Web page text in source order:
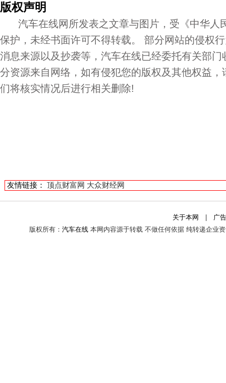
版权声明
汽车在线网所发表之文章与图片，受《中华人
保护，未经书面许可不得转载。 部分网站的侵权
消息来源以及抄袭等，汽车在线已经委托有关部
分资源来自网络，如有侵犯您的版权及其他权益
们将核实情况后进行相关删除!
友情链接： 顶点财富网 大众财经网
关于本网
广
版权所有：汽车在线 本网内容源于转载 不做任何依据 纯转递企业